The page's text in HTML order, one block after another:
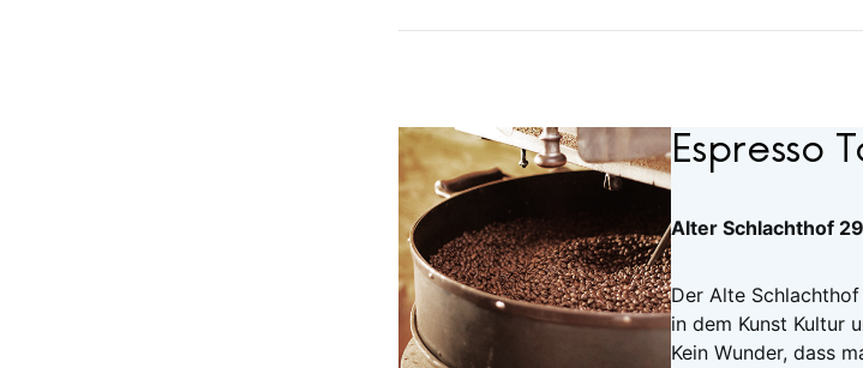
Espresso
Alter Schlachthof
Der Alte
in dem Kunst Kultur
Kein Wunder, dass